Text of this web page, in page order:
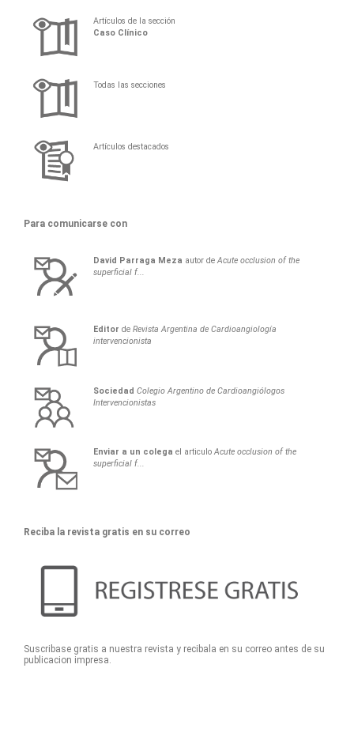
Artículos de la sección
Caso Clínico
Todas las secciones
Artículos destacados
Para comunicarse con
David Parraga Meza autor deAcute occlusion of the
superficial f...
Editor deRevista Argentina de Cardioangiología
intervencionista
Sociedad Colegio Argentino de Cardioangiólogos
Intervencionistas
Enviar a un colega el articuloAcute occlusion of the
superficial f...
Reciba la revista gratis en su correo
Suscribase gratis a nuestra revista y recibala en su correo antes de su
publicacion impresa.